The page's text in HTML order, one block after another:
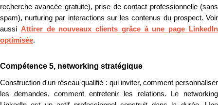
recherche avancée gratuite), prise de contact professionnelle (sans
spam), nurturing par interactions sur les contenus du prospect. Voir
aussi Attirer de nouveaux clients grâce à une page LinkedIn
optimisée.
Compétence 5, networking stratégique
Construction d'un réseau qualifié : qui inviter, comment personnaliser
les demandes, comment entretenir les relations. Le networking